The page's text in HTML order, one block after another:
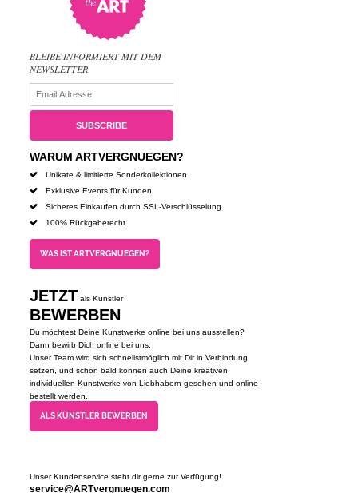
BLEIBE INFORMIERT MIT DEM
NEWSLETTER
WARUM ARTVERGNUEGEN?
Unikate & limitierte Sonderkollektionen
Exklusive Events für Kunden
Sicheres Einkaufen durch SSL-Verschlüsselung
100% Rückgaberecht
WAS IST ARTVERGNUEGEN?
JETZT als Künstler
BEWERBEN
Du möchtest Deine Kunstwerke online bei uns ausstellen?
Dann bewirb Dich online bei uns.
Unser Team wird sich schnellstmöglich mit Dir in Verbindung
setzen, und schon bald können auch Deine kreativen,
individuellen Kunstwerke von Liebhabern gesehen und online
bestellt werden.
ALS KÜNSTLER BEWERBEN
Unser Kundenservice steht dir gerne zur Verfügung!
service@ARTvergnuegen.com